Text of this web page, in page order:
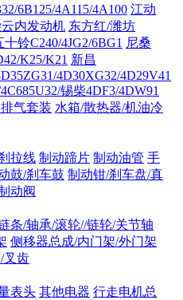
6B125/4A115/4A100 江动
云内发动机 东方红/潍坊
十铃C240/4JG2/6BG1 尼桑
K25/K21 新昌
4D30XG32/4D29V41
锡柴4DF3/4DW91
气套装 水箱/散热器/机油冷
拉线 制动蹄片 制动油管 手
鼓/刹车鼓 制动钳/刹车盘/真
动阀
条/轴承/滚轮//链轮/关节轴
侧移器总成/内门架/外门架
叉齿
表头 其他电器 行走电机总